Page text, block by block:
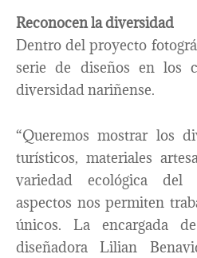
Reconocen la diversidad
Dentro del proyecto
serie de diseños en los
diversidad nariñense.
“Queremos mostrar los
turísticos, materiales
variedad ecológica del
aspectos nos permiten
únicos. La encargada
diseñadora Lilian